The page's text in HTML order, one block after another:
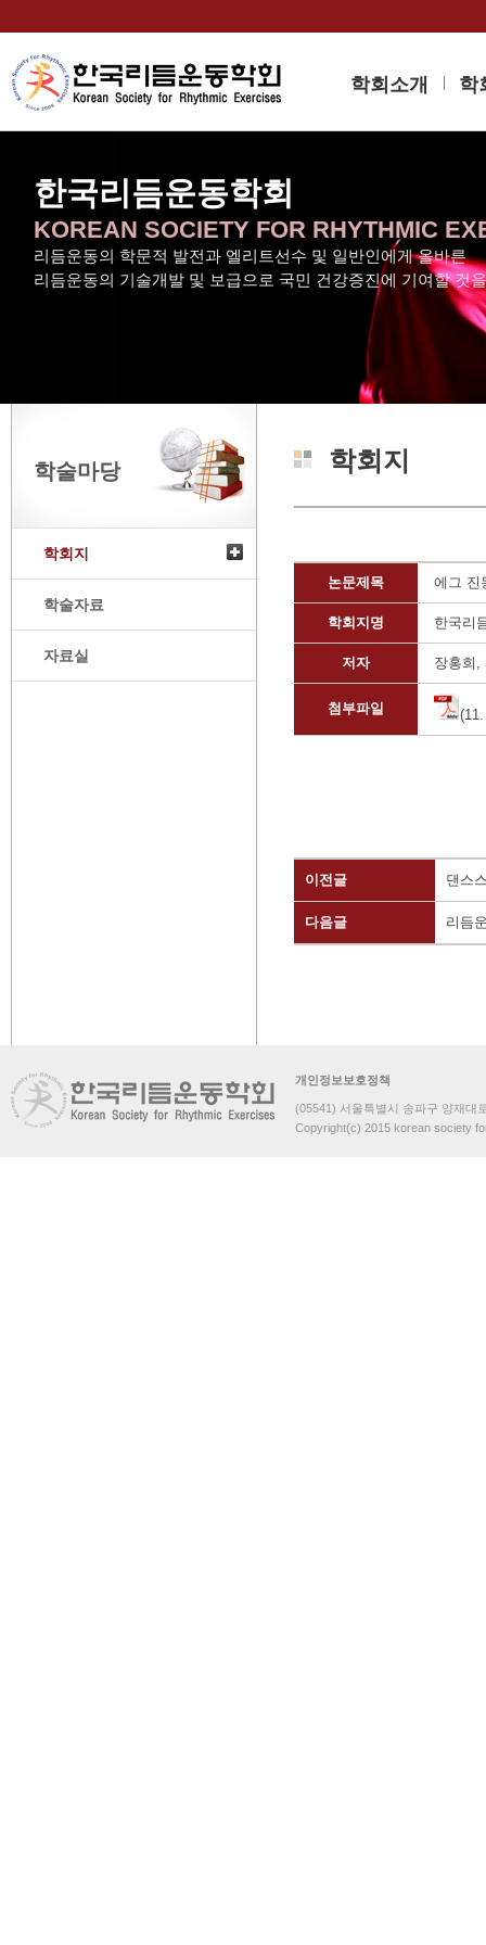
학회소개 학
한국리듬운동학회
KOREAN SOCIETY FOR RHYTHMIC
리듬운동의 학문적 발전과 엘리트선수 및 일반인에게 올바른
리듬운동의 기술개발 및 보급으로 국민 건강증진에 기여할 것
학술마당
학회지
학술자료
자료실
학회지
논문제목 에그 진
학회지명 한국리
저자 장홍희,
첨부파일
이전글 댄스
다음글 리듬
개인정보보호정책
(05541) 서울특별시 송파구 양재대
Copyright(c) 2015 korean society